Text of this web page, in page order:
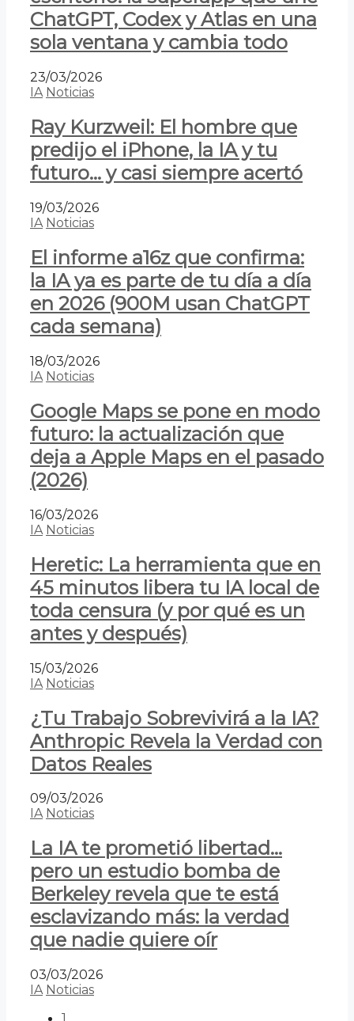
ChatGPT, Codex y Atlas en una
sola ventana y cambia todo
23/03/2026
IA Noticias
Ray Kurzweil: El hombre que
predijo el iPhone, la IA y tu
futuro… y casi siempre acertó
19/03/2026
IA Noticias
El informe a16z que confirma:
la IA ya es parte de tu día a día
en 2026 (900M usan ChatGPT
cada semana)
18/03/2026
IA Noticias
Google Maps se pone en modo
futuro: la actualización que
deja a Apple Maps en el pasado
(2026)
16/03/2026
IA Noticias
Heretic: La herramienta que en
45 minutos libera tu IA local de
toda censura (y por qué es un
antes y después)
15/03/2026
IA Noticias
¿Tu Trabajo Sobrevivirá a la IA?
Anthropic Revela la Verdad con
Datos Reales
09/03/2026
IA Noticias
La IA te prometió libertad…
pero un estudio bomba de
Berkeley revela que te está
esclavizando más: la verdad
que nadie quiere oír
03/03/2026
IA Noticias